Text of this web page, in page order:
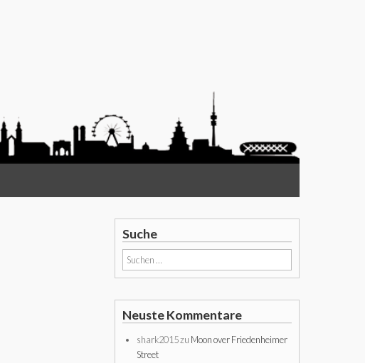
Suche
Suchen
nach:
Neuste Kommentare
shark2015zu Moon over Friedenheimer
Street